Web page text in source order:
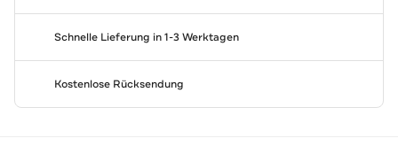
Schnelle Lieferung in 1-3 Werktagen
Kostenlose Rücksendung